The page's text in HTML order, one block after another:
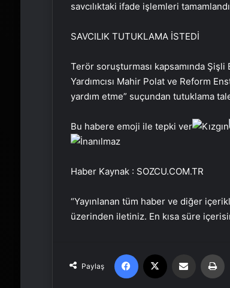
savcılıktaki ifade işlemleri
SAVCILIK TUTUKLAMA İSTEDİ
Terör soruşturması kapsamında
Yardımcısı Mahir Polat ve Reform
yardım etme” suçundan tutuklama
Bu habere emoji ile tepki ver
Haber Kaynak : SOZCU.COM.TR
“Yayınlanan tüm haber ve diğer
üzerinden iletiniz. En kısa süre
Paylaş
Facebook Email'den paylaş